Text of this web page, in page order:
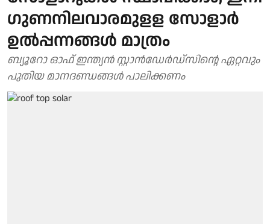
ഗുണനിലവാരമുളള സോളാർ
ഉല്‍പ്പന്നങ്ങള്‍ മാത്രം
ബ്യൂറോ ഓഫ് ഇന്ത്യൻ സ്റ്റാൻഡേർഡ്‌സിൻ്റെ ഏറ്റവും
പുതിയ മാനദണ്ഡങ്ങൾ പാലിക്കണം